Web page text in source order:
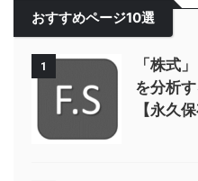
おすすめページ10選
1
「株式
を分析
【永久